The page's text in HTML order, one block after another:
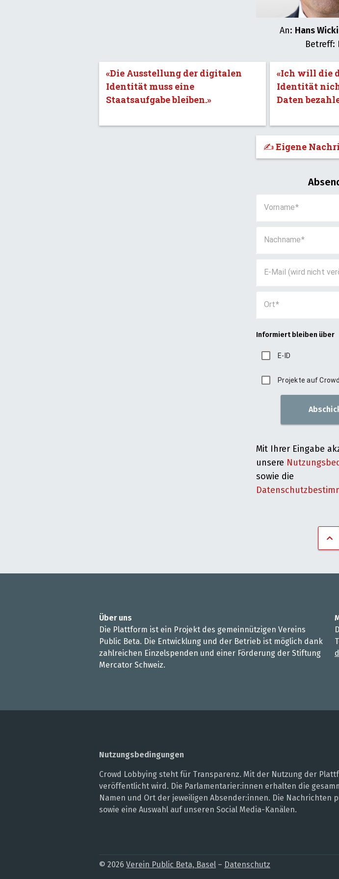
An: Hans Wicki
Betreff:
«Die Ausstellung der digitalen
Identität muss eine
Staatsaufgabe bleiben.»
«Ich will die
Identität
Daten
✍️ Eigene
Vorname
Nachname
E-Mail (wird nicht
Ort
Informiert bleiben über
E-ID
Projekte auf
Mit Ihrer Eingabe
unsere
sowie die
Über uns
Die Plattform ist ein Projekt des gemeinnützigen Vereins
Public Beta. Die Entwicklung und der Betrieb ist möglich dank
zahlreichen Einzelspenden und einer Förderung der Stiftung
Mercator Schweiz.
Nutzungsbedingungen
Crowd Lobbying steht für Transparenz. Mit der Nutzung der
veröffentlicht wird. Die Parlamentarier:innen erhalten die
Namen und Ort der jeweiligen Absender:innen. Die Nachrichten
sowie eine Auswahl auf unseren Social Media-Kanälen.
© 2026 Verein Public Beta, Basel – Datenschutz